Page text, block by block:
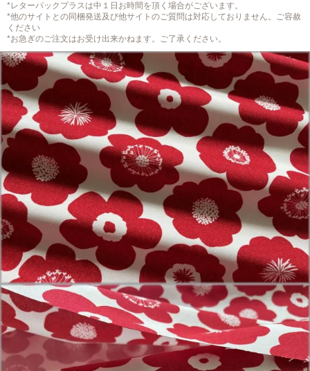
*レターパックプラスは中１日お時間を頂く場合がございます。
*他のサイトとの同梱発送及び他サイトのご質問は対応しておりません。ご容赦
ください
*お急ぎのご注文はお受け出来かねます。ご了承ください。